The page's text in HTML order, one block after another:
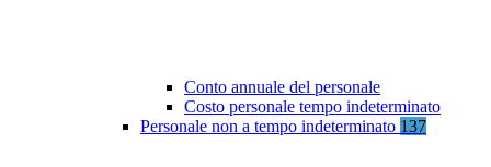
Conto annuale del personale
Costo personale tempo indeterminato
Personale non a tempo indeterminato 137